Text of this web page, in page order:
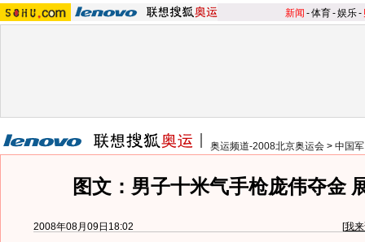
新闻 -体育-娱乐-
奥运频道-2008北京奥运会 > 中国
图文：男子十米气手枪庞伟夺金
2008年08月09日18:02 [我